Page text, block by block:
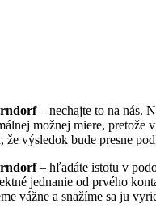
– nechajte to na nás.
možnej miere, pretože
že výsledok bude presne
– hľadáte istotu v
jednanie od prvého
vážne a snažíme sa ju